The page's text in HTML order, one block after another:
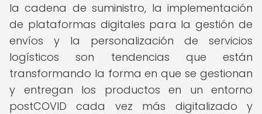
la cadena de suministro, la implementación
de plataformas digitales para la gestión de
envíos y la personalización de servicios
logísticos son tendencias que están
transformando la forma en que se gestionan
y entregan los productos en un entorno
postCOVID cada vez más digitalizado y